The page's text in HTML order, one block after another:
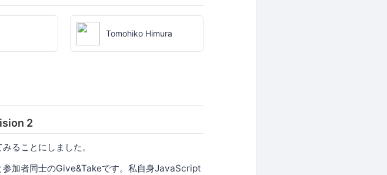
Tomohiko Himura
2
ることにしました。
加者同士のGive&Takeです。私自身JavaScript